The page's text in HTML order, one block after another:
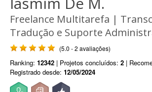
Freelance Multitarefa |
Tradução e Suporte
(5.0 - 2 avaliações)
Ranking: 12342 | Projetos concluídos: 2 |
Registrado desde: 12/05/2024